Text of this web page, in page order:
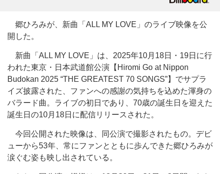
郷ひろみが、新曲「ALL MY LOVE」のライブ映像を公
開した。
新曲「ALL MY LOVE」は、2025年10月18日・19日に行
われた東京・日本武道館公演【Hiromi Go at Nippon
Budokan 2025 “THE GREATEST 70 SONGS”】でサプラ
イズ披露された、ファンへの感謝の気持ちを込めた渾身の
バラード曲。ライブの初日であり、70歳の誕生日を迎えた
誕生日の10月18日に配信リリースされた。
今回公開された映像は、同公演で撮影されたもの。デビ
ューから53年、常にファンとともに歩んできた郷ひろみが
涙ぐむ姿も映し出されている。